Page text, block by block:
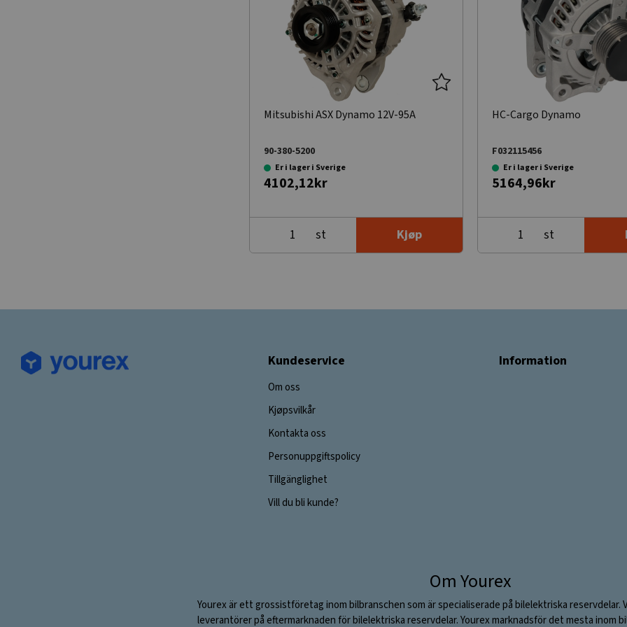
Mitsubishi ASX Dynamo 12V-95A
90-380-5200
Er i lager i Sverige
4102,12kr
st Kjøp
HC-Cargo Dynamo
F032115456
Er i lager i Sverige
5164,96kr
st
Kundeservice
Om oss
Kjøpsvilkår
Kontakta oss
Personuppgiftspolicy
Tillgänglighet
Vill du bli kunde?
Information
Om Yourex
Yourex är ett grossistföretag inom bilbranschen som är specialiserade på bilelektriska reservdelar.
leverantörer på eftermarknaden för bilelektriska reservdelar. Yourex marknadsför det mesta inom